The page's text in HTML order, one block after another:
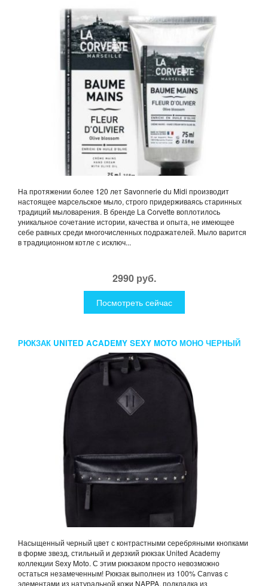
На протяжении более 120 лет Savonnerie du Midi производит
настоящее марсельское мыло, строго придерживаясь старинных
традиций мыловарения. В бренде La Corvette воплотилось
уникальное сочетание истории, качества и опыта, не имеющее
себе равных среди многочисленных подражателей. Мыло варится
в традиционном котле с исключ...
2990 руб.
Посмотреть сейчас
РЮКЗАК UNITED ACADEMY SEXY MOTO МОНО ЧЕРНЫЙ
Насыщенный черный цвет с контрастными серебряными кнопками
в форме звезд, стильный и дерзкий рюкзак United Academy
коллекции Sexy Moto. С этим рюкзаком просто невозможно
остаться незамеченным! Рюкзак выполнен из 100% Сanvas с
элементами из натуральной кожи NAPPA, подкладка из